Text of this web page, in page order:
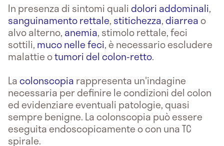
In presenza di sintomi qualidolori addominali,
sanguinamento rettale, stitichezza,diarreao
alvo alterno, anemia, stimolo rettale, feci
sottili, muco nelle feci, è necessario escludere
malattie otumori del colon-retto.
Lacolonscopia rappresenta un'indagine
necessaria per definire le condizioni del colon
ed evidenziare eventuali patologie, quasi
sempre benigne. La colonscopia può essere
eseguita endoscopicamente o con una TC
spirale.